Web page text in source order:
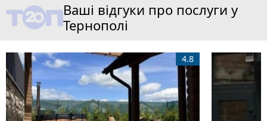
Ваші відгуки про послуги у
Тернополі
4.8